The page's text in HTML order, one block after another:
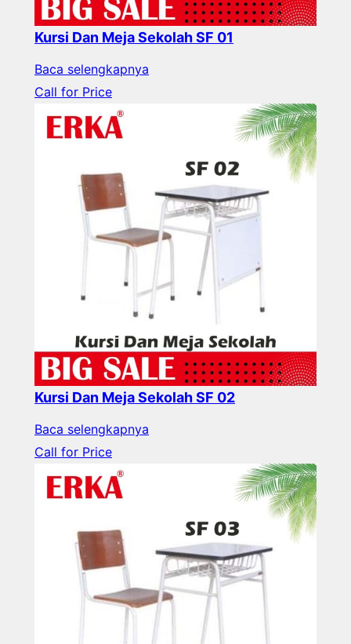
Kursi Dan Meja Sekolah SF 01
Baca selengkapnya
Call for Price
Kursi Dan Meja Sekolah SF 02
Baca selengkapnya
Call for Price